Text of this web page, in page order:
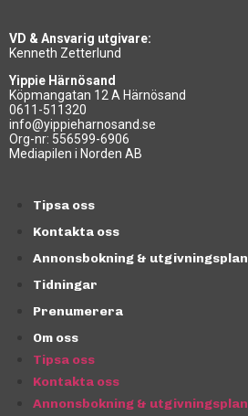
VD & Ansvarig utgivare:
Kenneth Zetterlund
Yippie Härnösand
Köpmangatan 12 A Härnösand
0611-511320
info@yippieharnosand.se
Org-nr: 556599-6906
Mediapilen i Norden AB
Tipsa oss
Kontakta oss
Annonsbokning & utgivningsplan
Tidningar
Prenumerera
Om oss
Tipsa oss
Kontakta oss
Annonsbokning & utgivningsplan